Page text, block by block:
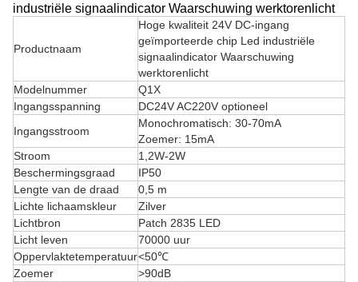
industriële signaalindicator Waarschuwing werktorenlicht
Productnaam
Hoge kwaliteit 24V DC-ingang
geïmporteerde chip Led industriële
signaalindicator Waarschuwing
werktorenlicht
Modelnummer
Q1X
Ingangsspanning
DC24V AC220V optioneel
Ingangsstroom
Monochromatisch: 30-70mA
Zoemer: 15mA
Stroom
1,2W-2W
Beschermingsgraad
IP50
Lengte van de draad
0,5 m
Lichte lichaamskleur
Zilver
Lichtbron
Patch 2835 LED
Licht leven
70000 uur
Oppervlaktetemperatuur<50℃
Zoemer
>90dB